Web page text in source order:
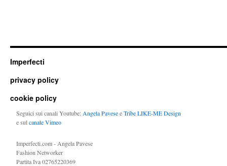
Imperfecti
privacy policy
cookie policy
Seguici sui canali Youtube: Angela PaveseeTribe LIKE-ME Design
e sulcanale Vimeo
Imperfecti.com - Angela Pavese
Fashion Networker
Partita Iva 02765220369